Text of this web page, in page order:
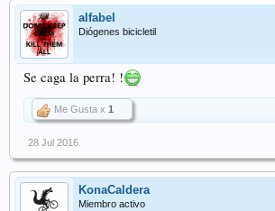
alfabel
Diógenes bicicletil
Se caga la perra! !
Me Gusta x 1
28 Jul 2016
KonaCaldera
Miembro activo